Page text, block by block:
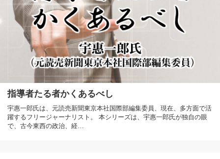
指導者たる者かくあるべし
宇惠一郎氏は、元読売新聞東京本社国際部編集委員、現在、多方面で活
躍するフリージャーナリスト。 本シリーズは、宇惠一郎氏が独自の眼
で、古今東西の政治、経…